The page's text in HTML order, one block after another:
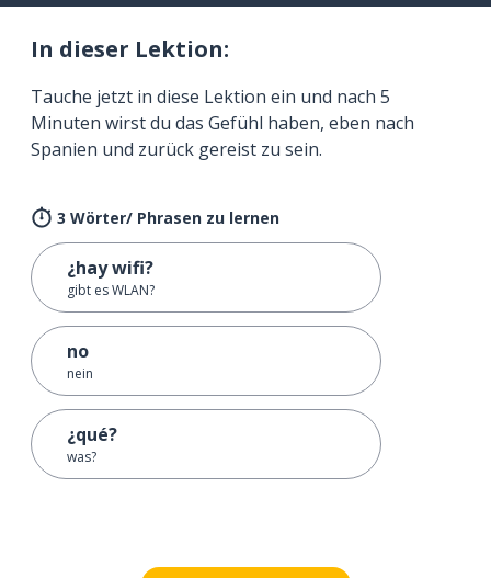
In dieser Lektion:
Tauche jetzt in diese Lektion ein und nach 5
Minuten wirst du das Gefühl haben, eben nach
Spanien und zurück gereist zu sein.
3 Wörter/ Phrasen zu lernen
¿hay wifi?
gibt es WLAN?
no
nein
¿qué?
was?